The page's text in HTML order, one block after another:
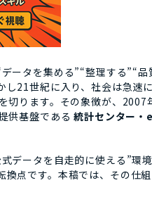
ータを集める”“整理する”“
し21世紀に入り、社会は急速
切ります。その象徴が、
供基盤である統計センター
データを自走的に使える”
換点です。本稿では、その仕